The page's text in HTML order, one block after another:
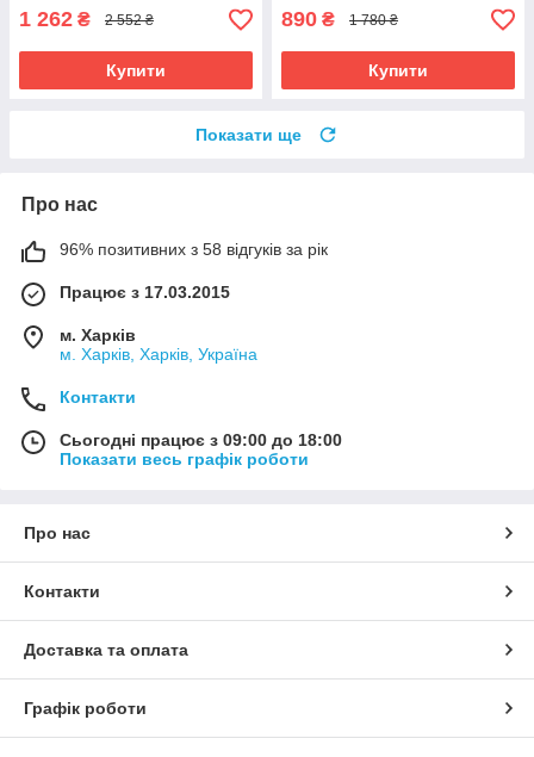
1 262 ₴ 2 552 ₴
Купити
890 ₴ 1 780 ₴
Купити
Показати ще
Про нас
96% позитивних з 58 відгуків за рік
Працює з 17.03.2015
м. Харків
м. Харків, Харків, Україна
Контакти
Сьогодні працює з 09:00 до 18:00
Показати весь графік роботи
Про нас
Контакти
Доставка та оплата
Графік роботи